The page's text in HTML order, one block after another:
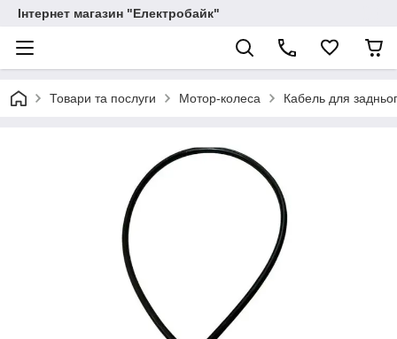
Інтернет магазин "Електробайк"
Товари та послуги Мотор-колеса Кабель для